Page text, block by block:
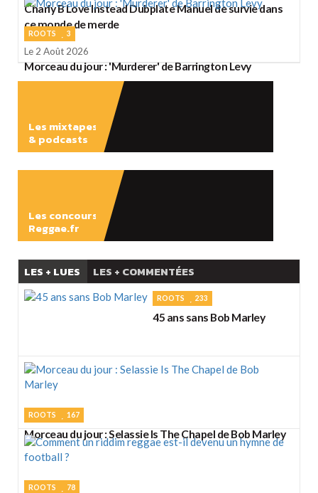
Charly B Love Instead Dubplate Manuel de survie dans
ce monde de merde
ROOTS 3
Le 2 Août 2026
Morceau du jour : 'Murderer' de Barrington Levy
Les mixtapes
& podcasts
Les concours
Reggae.fr
LES + LUES LES + COMMENTÉES
ROOTS 233
45 ans sans Bob Marley
ROOTS 167
Morceau du jour : Selassie Is The Chapel de Bob Marley
ROOTS 78